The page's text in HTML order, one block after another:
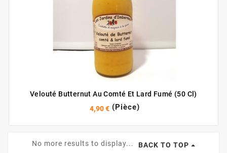
Velouté Butternut Au Comté Et Lard Fumé (50 Cl)
4,90 € (Pièce)
No more results to display... BACK TO TOP